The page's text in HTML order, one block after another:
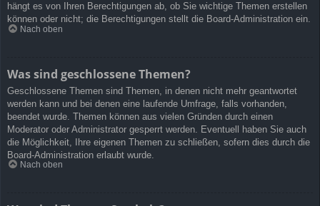
hängt es von Ihren Berechtigungen ab, ob Sie wichtige Themen erstellen
können oder nicht; die Berechtigungen stellt die Board-Administration ein.
Nach oben
Was sind geschlossene Themen?
Geschlossene Themen sind Themen, in denen nicht mehr geantwortet
werden kann und bei denen eine laufende Umfrage, falls vorhanden,
beendet wurde. Themen können aus vielen Gründen durch einen
Moderator oder Administrator gesperrt werden. Eventuell haben Sie auch
die Möglichkeit, Ihre eigenen Themen zu schließen, sofern dies durch die
Board-Administration erlaubt wurde.
Nach oben